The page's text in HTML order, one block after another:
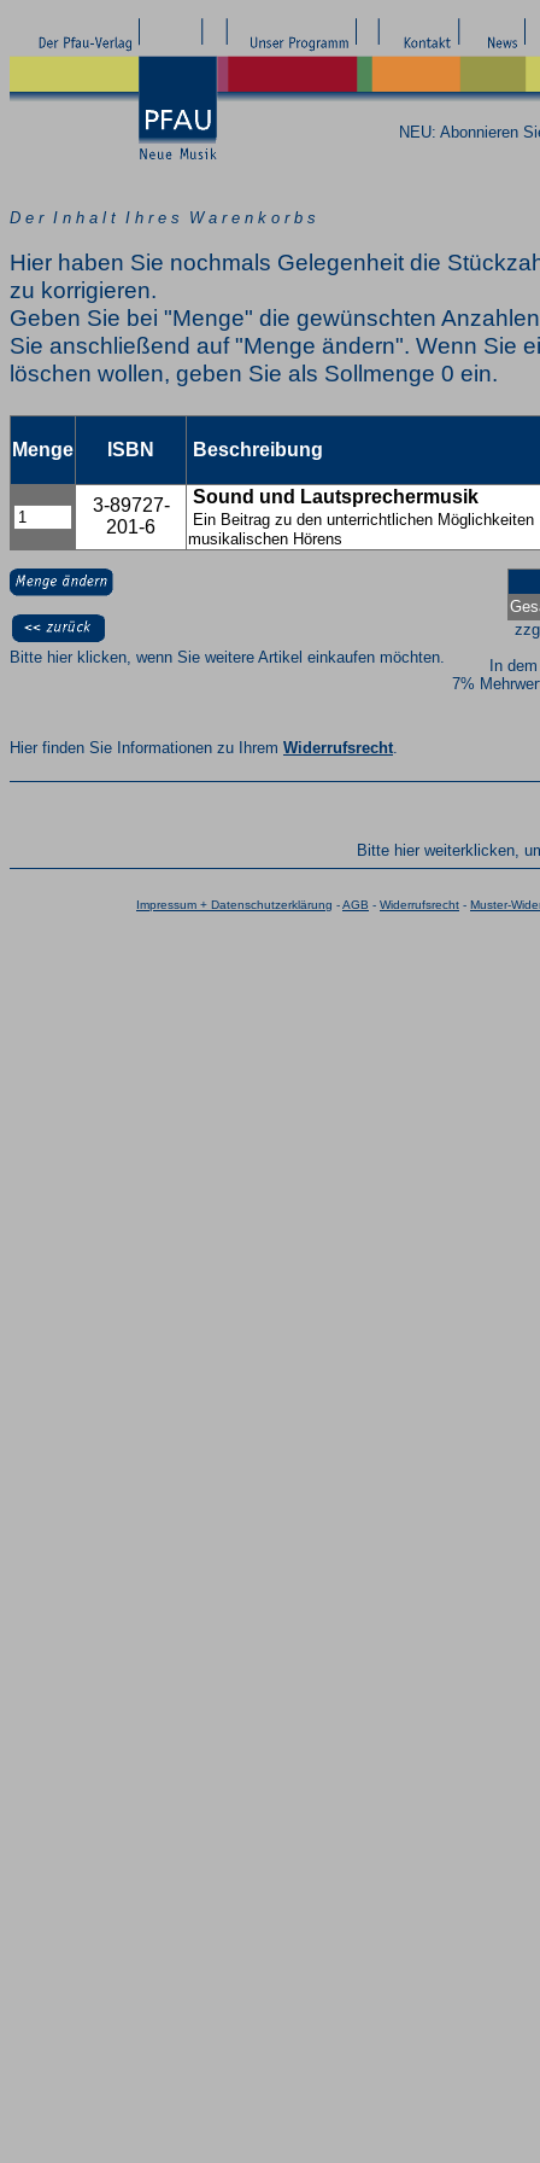
NEU: Abonnieren
D e r I n h a l t I h r e s W a r e n k o r b s
Hier haben Sie nochmals Gelegenheit die
zu korrigieren.
Geben Sie bei "Menge" die gewünschten
Sie anschließend auf "Menge ändern". Wenn Sie
löschen wollen, geben Sie als Sollmenge 0 ein.
Menge ISBN Beschreibung
3-89727-
201-6
Sound und Lautsprechermusik
Ein Beitrag zu den unterrichtlichen Möglichkeiten
musikalischen Hörens
In
7%
Bitte hier klicken, wenn Sie weitere Artikel einkaufen möchten.
Hier finden Sie Informationen zu Ihrem Widerrufsrecht.
Bitte hier weiterklicken,
Impressum + Datenschutzerklärung -AGB - Widerrufsrecht - Muster-